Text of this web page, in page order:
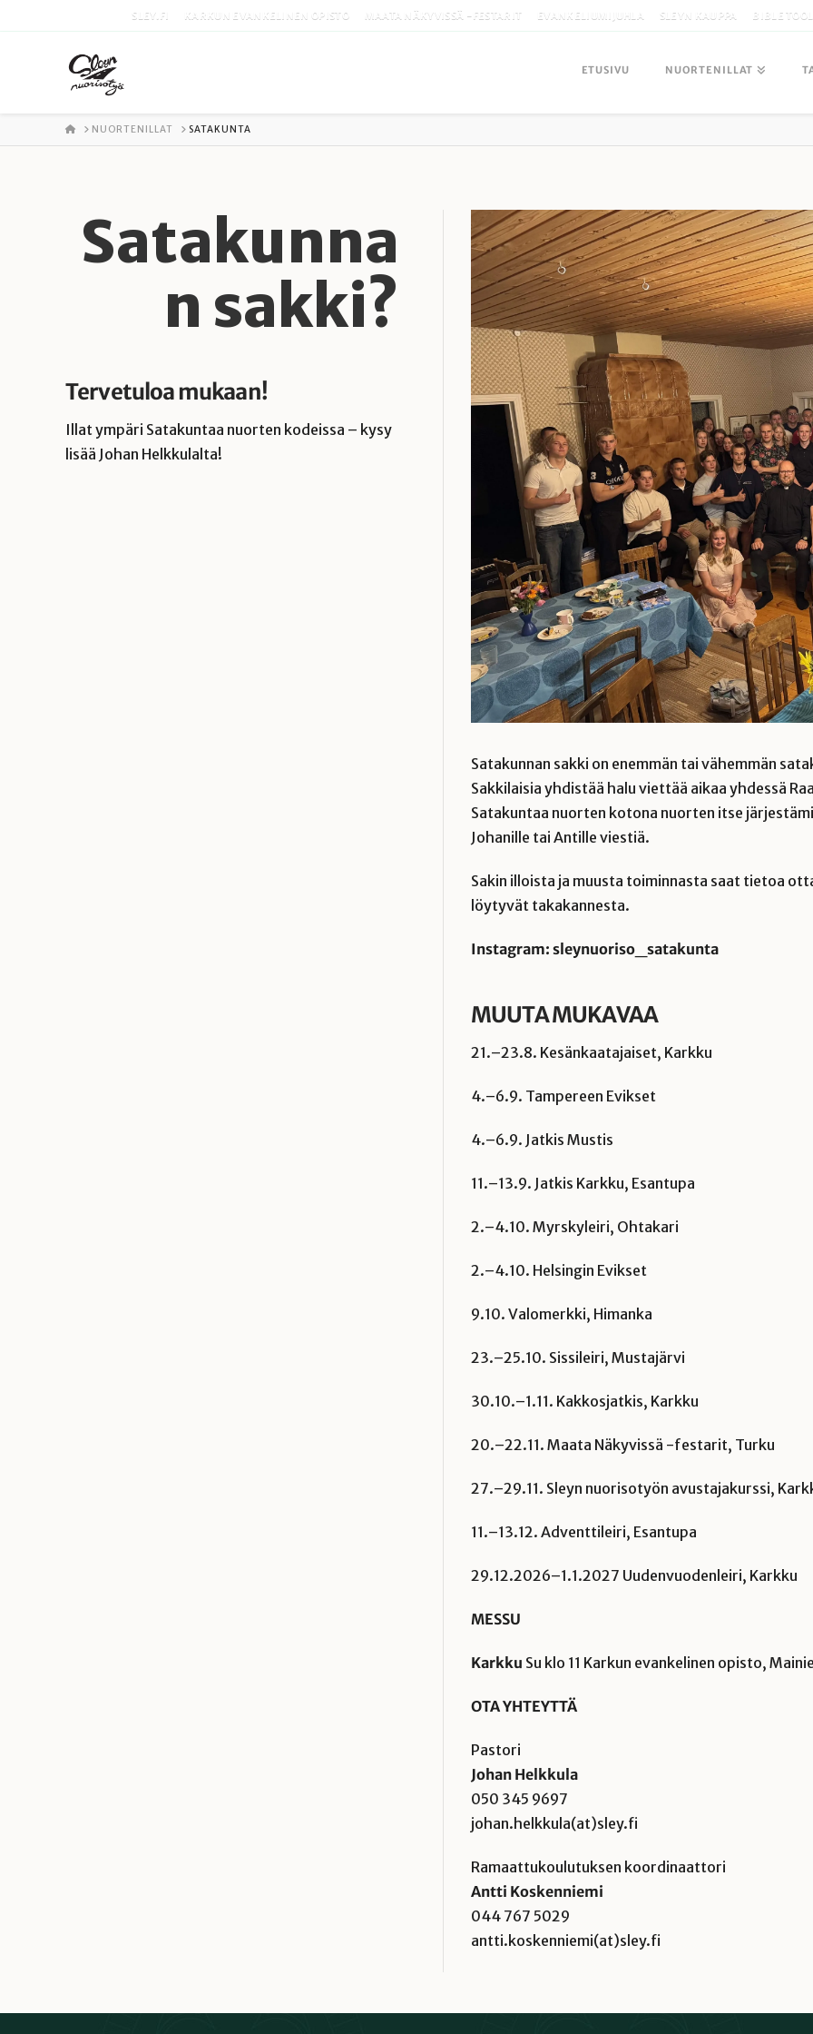
SLEY.FI KARKUN EVANKELINEN OPISTO MAATA NÄKYVISSÄ -FESTARIT EVANKELIUMIJUHLA SLEYN KAUPPA BIBLE
ETUSIVU NUORTENILLAT
ETUSIVU
NUORTENILLAT SATAKUNTA
Satakunna
n sakki?
Tervetuloa mukaan!
Illat ympäri Satakuntaa nuorten kodeissa – kysy
lisää Johan Helkkulalta!
Satakunnan sakki on enemmän tai vähemmän
Sakkilaisia yhdistää halu viettää aikaa yhdessä
Satakuntaa nuorten kotona nuorten itse
Johanille tai Antille viestiä.
Sakin illoista ja muusta toiminnasta saat tietoa
löytyvät takakannesta.
Instagram: sleynuoriso_satakunta
MUUTA MUKAVAA
21.–23.8. Kesänkaatajaiset, Karkku
4.–6.9. Tampereen Evikset
4.–6.9. Jatkis Mustis
11.–13.9. Jatkis Karkku, Esantupa
2.–4.10. Myrskyleiri, Ohtakari
2.–4.10. Helsingin Evikset
9.10. Valomerkki, Himanka
23.–25.10. Sissileiri, Mustajärvi
30.10.–1.11. Kakkosjatkis, Karkku
20.–22.11. Maata Näkyvissä -festarit, Turku
27.–29.11. Sleyn nuorisotyön avustajakurssi,
11.–13.12. Adventtileiri, Esantupa
29.12.2026–1.1.2027 Uudenvuodenleiri, Karkku
MESSU
Karkku Su klo 11 Karkun evankelinen opisto,
OTA YHTEYTTÄ
Pastori
Johan Helkkula
050 345 9697
johan.helkkula(at)sley.fi
Ramaattukoulutuksen koordinaattori
Antti Koskenniemi
044 767 5029
antti.koskenniemi(at)sley.fi